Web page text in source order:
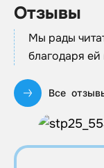
Отзывы
Мы рады
благодаря
Все